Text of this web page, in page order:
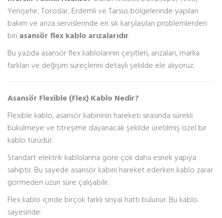
Yenişehir, Toroslar, Erdemli ve Tarsus bölgelerinde yapılan
bakım ve arıza servislerinde en sık karşılaşılan problemlerden
biri asansör flex kablo arızalarıdır.
Bu yazıda asansör flex kablolarının çeşitleri, arızaları, marka
farkları ve değişim süreçlerini detaylı şekilde ele alıyoruz.
Asansör Flexible (Flex) Kablo Nedir?
Flexible kablo, asansör kabininin hareketi sırasında sürekli
bükülmeye ve titreşime dayanacak şekilde üretilmiş özel bir
kablo türüdür.
Standart elektrik kablolarına göre çok daha esnek yapıya
sahiptir. Bu sayede asansör kabini hareket ederken kablo zarar
görmeden uzun süre çalışabilir.
Flex kablo içinde birçok farklı sinyal hattı bulunur. Bu kablo
sayesinde: